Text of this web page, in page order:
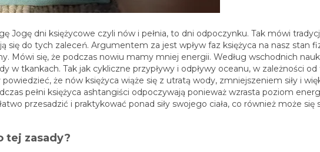
Jogę dni księżycowe czyli nów i pełnia, to dni odpoczynku. Tak mówi
się do tych zaleceń. Argumentem za jest wpływ faz księżyca na nasz stan
Mówi się, że podczas nowiu mamy mniej energii. Według wschodnich
w tkankach. Tak jak cykliczne przypływy i odpływy oceanu, w zależności od
że nów księżyca wiąże się z utratą wody, zmniejszeniem siły i
pełni księżyca ashtangiści odpoczywają ponieważ wzrasta poziom
przesadzić i praktykować ponad siły swojego ciała, co również może się
tej zasady?